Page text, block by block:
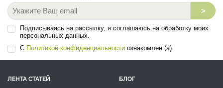
>
Подписываясь на рассылку, я соглашаюсь на обработку моих
персональных данных.
С Политикой конфиденциальности ознакомлен (а).
ЛЕНТА СТАТЕЙ БЛОГ